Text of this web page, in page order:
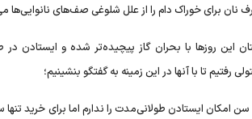
برای خوراک دام را از علل شلوغی صف‌های نانوایی‌ها
روزها با بحران گاز پیچیده‌تر شده و ایستادن
تا با آنها در این زمینه به گفتگو بنشینیم؛
وجود آنکه به دلیل کهولت سن امکان ایستادن طولانی‌مدت را ندارم اما برای خرید